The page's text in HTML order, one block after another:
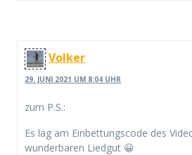
Volker
29. JUNI 2021 UM 8:04 UHR
zum P.S.:
Es lag am Einbettungscode des
wunderbaren Liedgut 😀